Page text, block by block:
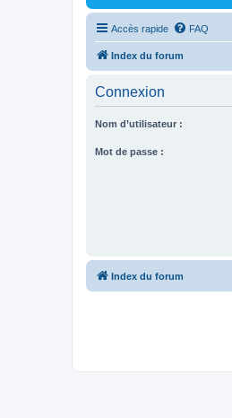
Accès rapide FAQ
Index du forum
Connexion
Nom d’utilisateur :
Mot de passe :
Index du forum